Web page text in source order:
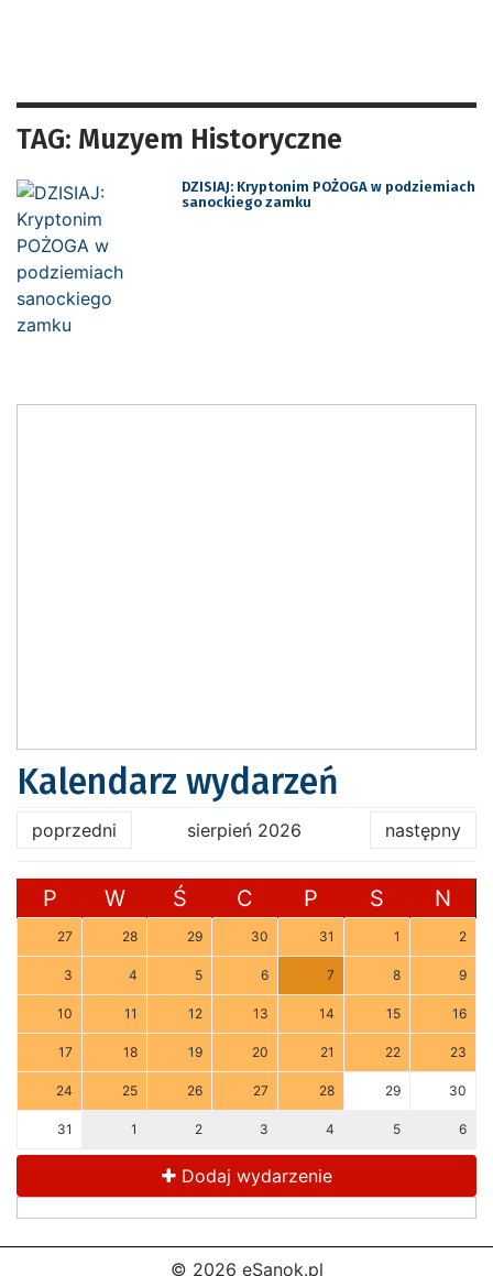
TAG: Muzyem Historyczne
DZISIAJ: Kryptonim POŻOGA w podziemiach
sanockiego zamku
Kalendarz wydarzeń
poprzedni sierpień 2026 następny
P W Ś C P S N
27 28 29 30 31 1 2
3 4 5 6 7 8 9
10 11 12 13 14 15 16
17 18 19 20 21 22 23
24 25 26 27 28 29 30
31 1 2 3 4 5 6
Dodaj wydarzenie
© 2026 eSanok.pl